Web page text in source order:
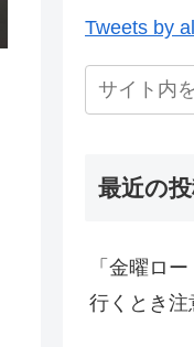
Tweets by
最近の
「金曜ロ
行くとき注